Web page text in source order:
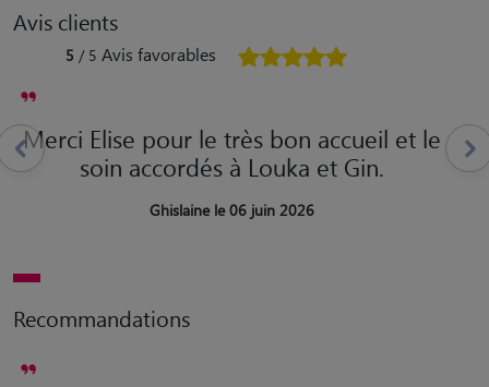
Avis clients
5 / 5 Avis favorables
Merci Elise pour le très bon accueil et le
soin accordés à Louka et Gin.
Ghislaine le 06 juin 2026
Recommandations